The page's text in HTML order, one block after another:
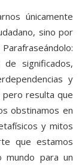
únicamente
sino por
significados,
y
resulta que
obstinamos en
y mitos
que estamos
mundo para un